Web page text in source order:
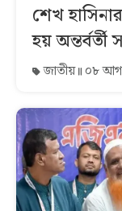
শেখ
হয়
জাতীয় ০৮